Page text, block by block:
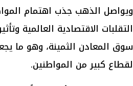
ويواصل الذهب جذب اهتمام
التقلبات الاقتصادية العالمية
سوق المعادن الثمينة، وهو ما
لقطاع كبير من المواطنين.